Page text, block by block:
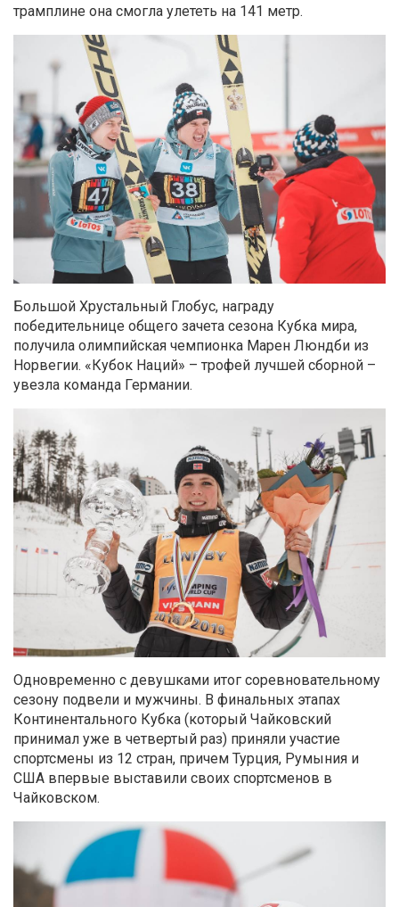
трамплине она смогла улететь на 141 метр.
Большой Хрустальный Глобус, награду
победительнице общего зачета сезона Кубка мира,
получила олимпийская чемпионка Марен Люндби из
Норвегии. «Кубок Наций» – трофей лучшей сборной –
увезла команда Германии.
Одновременно с девушками итог соревновательному
сезону подвели и мужчины. В финальных этапах
Континентального Кубка (который Чайковский
принимал уже в четвертый раз) приняли участие
спортсмены из 12 стран, причем Турция, Румыния и
США впервые выставили своих спортсменов в
Чайковском.